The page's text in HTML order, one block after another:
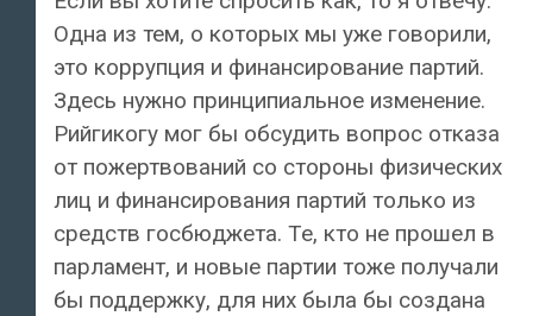
Одна из тем, о которых мы уже говорили,
это коррупция и финансирование партий.
Здесь нужно принципиальное изменение.
Рийгикогу мог бы обсудить вопрос отказа
от пожертвований со стороны физических
лиц и финансирования партий только из
средств госбюджета. Те, кто не прошел в
парламент, и новые партии тоже получали
бы поддержку, для них была бы создана